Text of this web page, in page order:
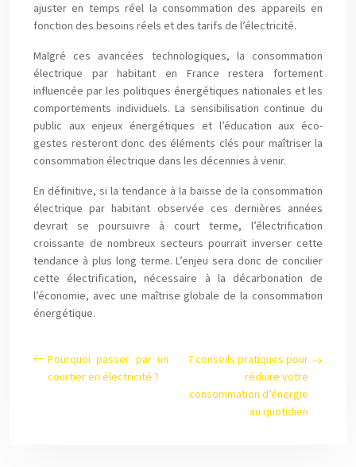
ajuster en temps réel la consommation des appareils en
fonction des besoins réels et des tarifs de l’électricité.
Malgré ces avancées technologiques, la consommation
électrique par habitant en France restera fortement
influencée par les politiques énergétiques nationales et les
comportements individuels. La sensibilisation continue du
public aux enjeux énergétiques et l’éducation aux éco-
gestes resteront donc des éléments clés pour maîtriser la
consommation électrique dans les décennies à venir.
En définitive, si la tendance à la baisse de la consommation
électrique par habitant observée ces dernières années
devrait se poursuivre à court terme, l’électrification
croissante de nombreux secteurs pourrait inverser cette
tendance à plus long terme. L’enjeu sera donc de concilier
cette électrification, nécessaire à la décarbonation de
l’économie, avec une maîtrise globale de la consommation
énergétique.
Pourquoi passer par un
courtier en électricité ?
7 conseils pratiques pour
réduire votre
consommation d’énergie
au quotidien